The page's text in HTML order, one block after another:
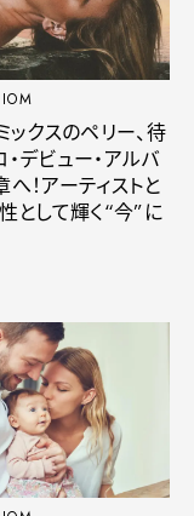
ックスのペリー、待
デビュー・アルバ
！アーティストと
として輝く“今”に